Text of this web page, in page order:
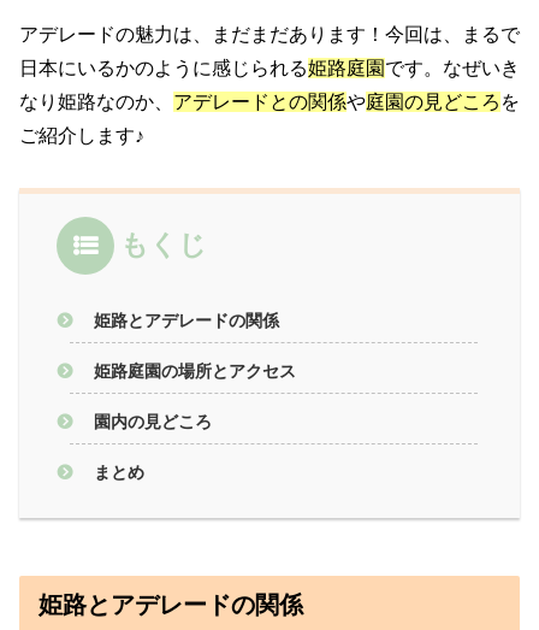
アデレードの魅力は、まだまだあります！今回は、まるで
日本にいるかのように感じられる姫路庭園 です。なぜいき
なり姫路なのか、 アデレードとの関係や庭園の見どころ を
ご紹介します♪
もくじ
姫路とアデレードの関係
姫路庭園の場所とアクセス
園内の見どころ
まとめ
姫路とアデレードの関係